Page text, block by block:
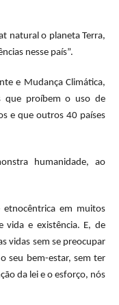
natural o planeta Terra,
nesse país”.
e Mudança Climática,
que proíbem o uso de
e que outros 40 países
humanidade, ao
etnocêntrica em muitos
vida e existência. E, de
vidas sem se preocupar
seu bem-estar, sem ter
da lei e o esforço, nós